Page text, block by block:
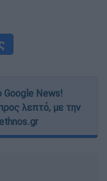
Google News!
λεπτό, με την